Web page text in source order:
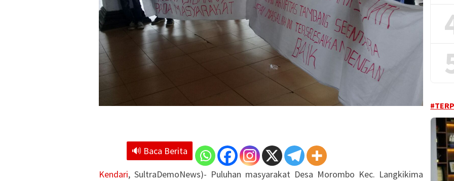
🔊 Baca Berita
Kendari, SultraDemoNews)- Puluhan masyarakat Desa Morombo Kec. Langkikima